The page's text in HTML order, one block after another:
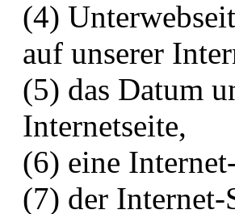
(4)
auf unserer
(5) das Datum
Internetseite,
(6) eine
(7) der Internet-